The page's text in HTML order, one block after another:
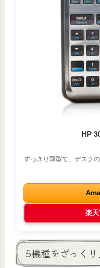
HP
すっきり薄型で、デスク
楽
5機種をざっく